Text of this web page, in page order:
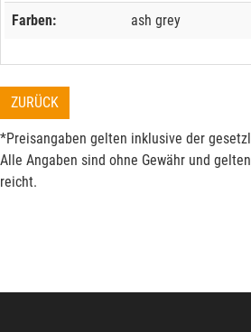
Farben: ash grey
ZURÜCK
*Preisangaben gelten inklusive der
Alle Angaben sind ohne Gewähr und
reicht.